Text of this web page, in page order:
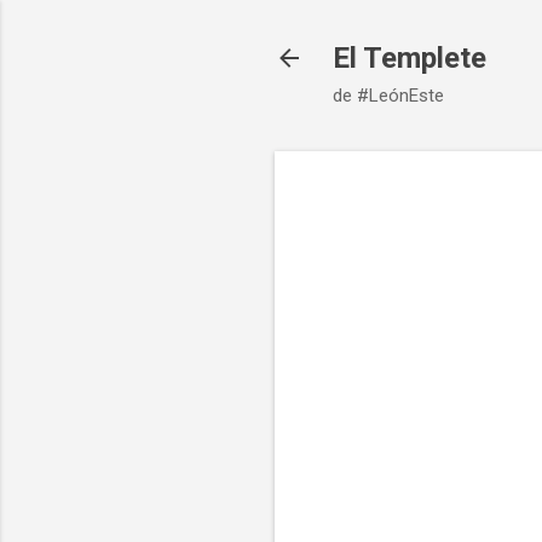
El Templete
de #LeónEste